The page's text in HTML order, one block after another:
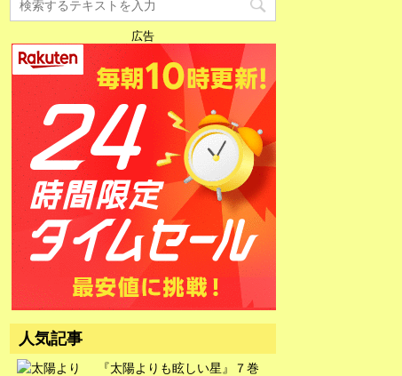
広告
人気記事
『太陽よりも眩しい星』７巻